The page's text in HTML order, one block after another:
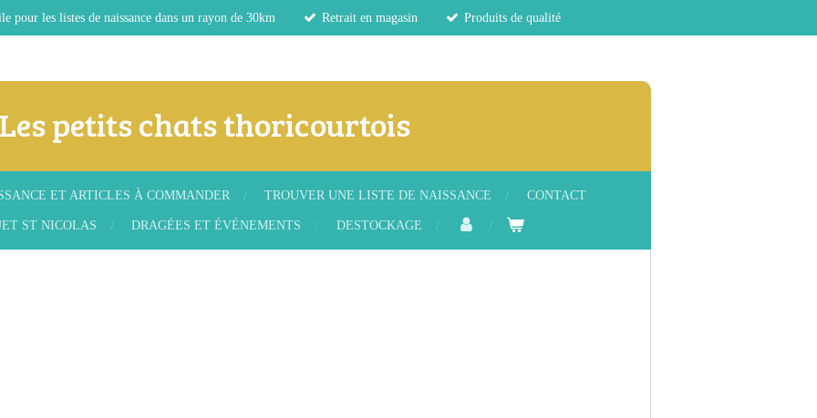
pour les listes de naissance dans un rayon de 30km Retrait en magasin Produits de qualité
Les petits chats thoricourtois
ET ARTICLES À COMMANDER TROUVER UNE LISTE DE NAISSANCE CONTACT
ST NICOLAS DRAGÉES ET ÉVÉNEMENTS DESTOCKAGE